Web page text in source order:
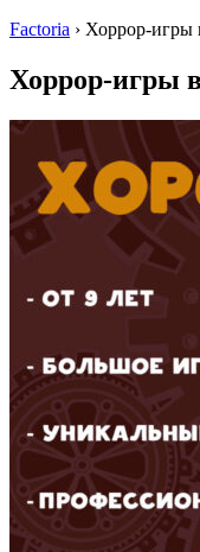
Factoria › Хоррор-игры
Хоррор-игры